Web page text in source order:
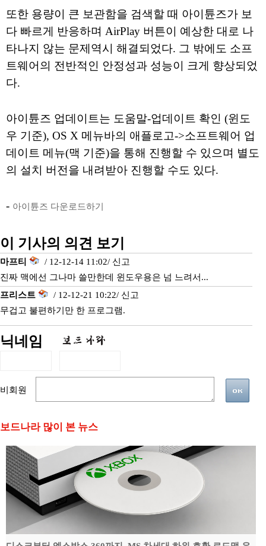
또한 용량이 큰 보관함을 검색할 때 아이튠즈가 보
다 빠르게 반응하며 AirPlay 버튼이 예상한 대로 나
타나지 않는 문제역시 해결되었다. 그 밖에도 소프
트웨어의 전반적인 안정성과 성능이 크게 향상되었
다.
아이튠즈 업데이트는 도움말-업데이트 확인 (윈도
우 기준), OS X 메뉴바의 애플로고->소프트웨어 업
데이트 메뉴(맥 기준)을 통해 진행할 수 있으며 별도
의 설치 버전을 내려받아 진행할 수도 있다.
- 아이튠즈 다운로드하기
이 기사의 의견 보기
마프티 / 12-12-14 11:02/ 신고
진짜 맥에선 그나마 쓸만한데 윈도우용은 넘 느려서...
프리스트
/ 12-12-21 10:22/ 신고
무겁고 불편하기만 한 프로그램.
닉네임
비회원
보드나라 많이 본 뉴스